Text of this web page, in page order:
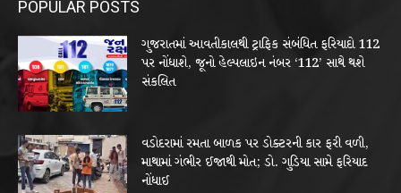
POPULAR POSTS
ગુજરાતમાં આવતીકાલથી ટ્રાફિક સંબંધિત ફરિયાદો 112
પર નોંધાશે, જૂનો હેલ્પલાઇન નંબર ‘112’ સાથે થશે
સંકલિત
વડોદરામાં રમતા બાળક પર ડોક્ટરની કાર ફરી વળી,
માથામાં ગંભીર ઈજાથી મોત; ડો. ગુડિયા સામે ફરિયાદ
નોંધાઈ